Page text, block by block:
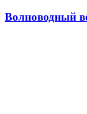
Волноводный